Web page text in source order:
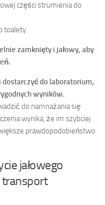
części strumienia do
toalety.
zamknięty i jałowy, aby
do laboratorium,
wyników.
do namnażania się
wynika, że im szybciej
prawdopodobieństwo
jałowego